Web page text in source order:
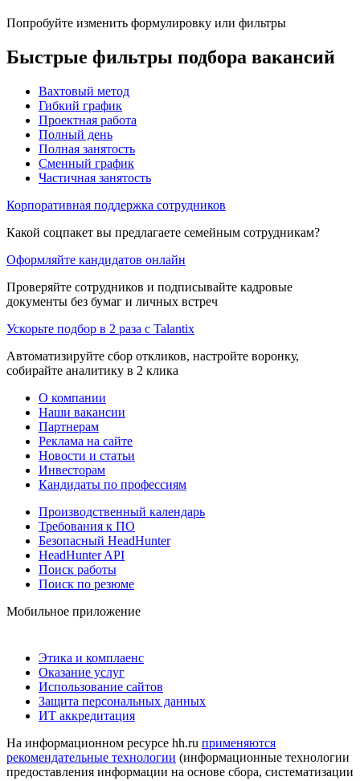
Попробуйте изменить формулировку или фильтры
Быстрые фильтры подбора вакансий
Вахтовый метод
Гибкий график
Проектная работа
Полный день
Полная занятость
Сменный график
Частичная занятость
Корпоративная поддержка сотрудников
Какой соцпакет вы предлагаете семейным сотрудникам?
Оформляйте кандидатов онлайн
Проверяйте сотрудников и подписывайте кадровые
документы без бумаг и личных встреч
Ускорьте подбор в 2 раза с Talantix
Автоматизируйте сбор откликов, настройте воронку,
собирайте аналитику в 2 клика
О компании
Наши вакансии
Партнерам
Реклама на сайте
Новости и статьи
Инвесторам
Кандидаты по профессиям
Производственный календарь
Требования к ПО
Безопасный HeadHunter
HeadHunter API
Поиск работы
Поиск по резюме
Мобильное приложение
Этика и комплаенс
Оказание услуг
Использование сайтов
Защита персональных данных
ИТ аккредитация
На информационном ресурсе hh.ru применяются
рекомендательные технологии (информационные технологии
предоставления информации на основе сбора, систематизации